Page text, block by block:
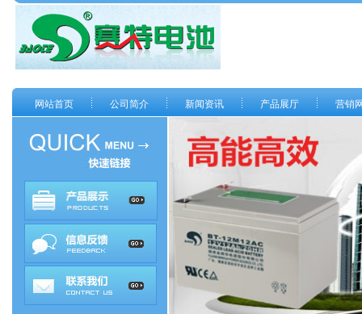
网站首页 公司简介 新闻资讯 产品展厅 营销